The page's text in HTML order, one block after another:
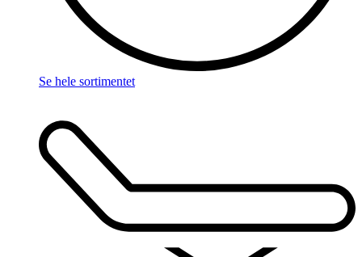
Se hele sortimentet